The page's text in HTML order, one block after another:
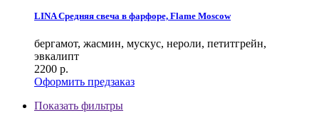
LINA Средняя свеча в фарфоре, Flame Moscow
бергамот, жасмин, мускус, нероли, петитгрейн,
эвкалипт
2200 р.
Оформить предзаказ
Показать фильтры